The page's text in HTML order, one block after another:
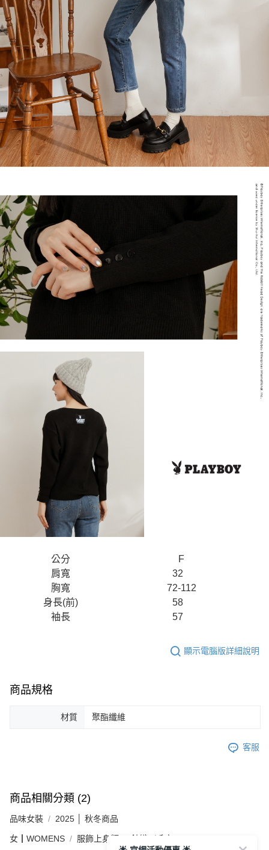
公分
F
肩寬
32
胸寬
72-112
身長(前)
58
袖長
57
顯示電腦版詳細說明
商品規格
材質 聚酯纖維
客服
商品相關分類 (2)
品味女裝 2025 │ 秋冬商品
女┃WOMENS 服飾上身類 針織／毛衣